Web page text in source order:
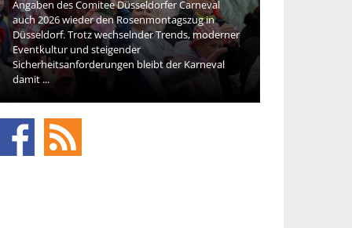
Angaben des Comitee Düsseldorfer Carneval
auch 2026 wieder den Rosenmontagszug in
Düsseldorf. Trotz wechselnder Trends, moderner
Eventkultur und steigender
Sicherheitsanforderungen bleibt der Karneval
damit ...